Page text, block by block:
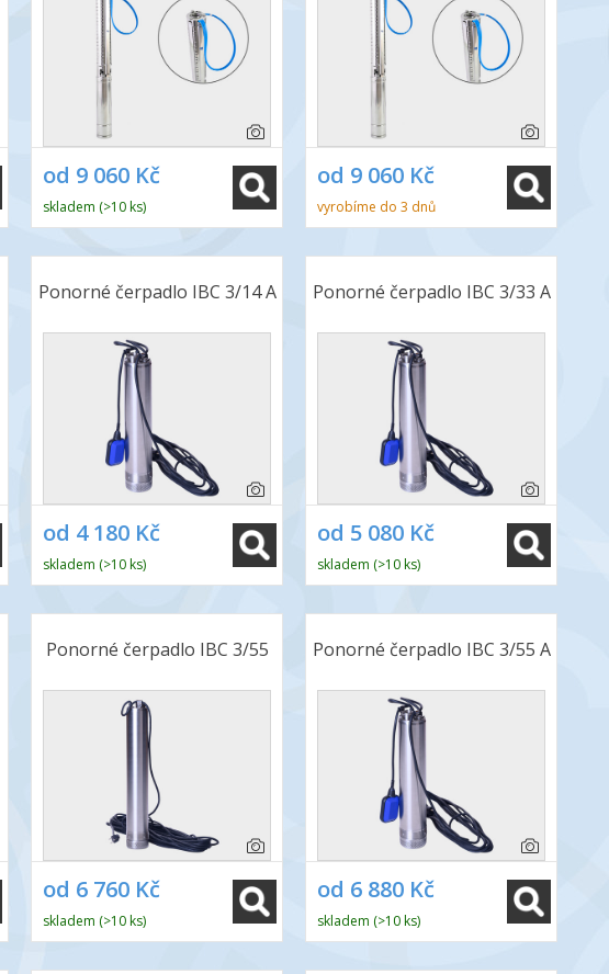
od 9 060 Kč
skladem (>10 ks)
od 9 060 Kč
vyrobíme do 3 dnů
Ponorné čerpadlo IBC 3/14 A
od 4 180 Kč
skladem (>10 ks)
Ponorné čerpadlo IBC 3/33 A
od 5 080 Kč
skladem (>10 ks)
Ponorné čerpadlo IBC 3/55
od 6 760 Kč
skladem (>10 ks)
Ponorné čerpadlo IBC 3/55 A
od 6 880 Kč
skladem (>10 ks)